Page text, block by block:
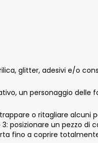
glitter, adesivi e/o
un personaggio delle
o ritagliare
posizionare un pezzo di
fino a coprire